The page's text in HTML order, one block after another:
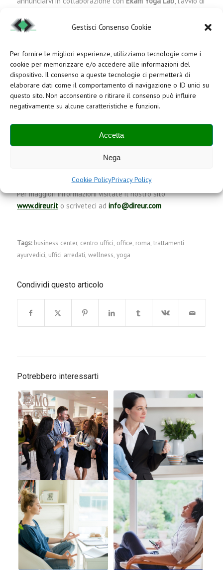
Gestisci Consenso Cookie
Per fornire le migliori esperienze, utilizziamo tecnologie come i
cookie per memorizzare e/o accedere alle informazioni del
dispositivo. Il consenso a queste tecnologie ci permetterà di
elaborare dati come il comportamento di navigazione o ID unici su
questo sito. Non acconsentire o ritirare il consenso può influire
negativamente su alcune caratteristiche e funzioni.
Accetta
Nega
Cookie PolicyPrivacy Policy
volta direttamente in ufficio.
trattamenti ayurvedici!
Gli incontri si terranno due volte a settimana non solo
nella bellissima sala Lounge, ma anche all’aperto nei
giardini o o a bordo piscina.
Per chi non avesse i tappetini e i props, non c’è da
preoccuparsi, saranno forniti dagli amici diEkam Yoga Lab
L’orario delle lezioni è dalle 13 alle 14 il martedì e il
Per maggiori informazioni visitate il nostro sito
www.direur.it o scriveteci ad info@direur.com
Tags: business center, centro uffici, office, roma, trattamenti
ayurvedici, uffici arredati, wellness, yoga
Condividi questo articolo
Potrebbero interessarti